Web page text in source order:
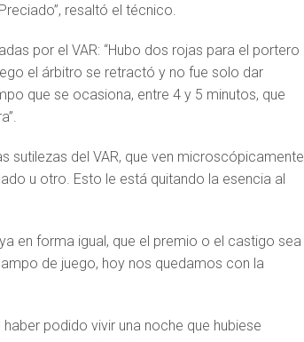
resaltó el técnico.
por el VAR: “Hubo dos rojas para el portero
el árbitro se retractó y no fue solo dar
que se ocasiona, entre 4 y 5 minutos, que
sutilezas del VAR, que ven microscópicamente
u otro. Esto le está quitando la esencia al
en forma igual, que el premio o el castigo sea
de juego, hoy nos quedamos con la
podido vivir una noche que hubiese